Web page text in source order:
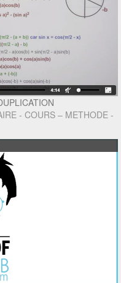
- COURS – METHODE -